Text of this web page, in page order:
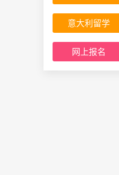
意大利留学
网上报名